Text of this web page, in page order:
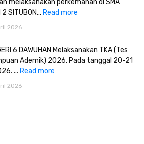
2 SITUBON... Read more
2026
6 DAWUHAN Melaksanakan TKA (Tes
Ademik) 2026. Pada tanggal 20-21
... Read more
2026